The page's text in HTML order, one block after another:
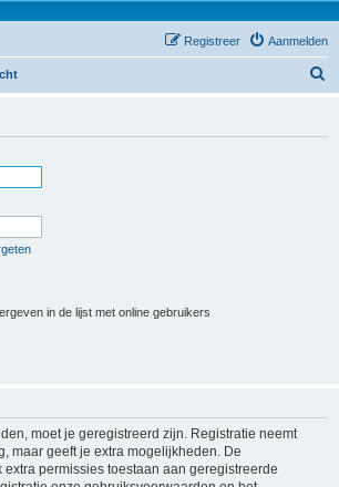
Aanmelden
Registreer
in de lijst met online gebruikers
moet je geregistreerd zijn. Registratie neemt
maar geeft je extra mogelijkheden. De
permissies toestaan aan geregistreerde